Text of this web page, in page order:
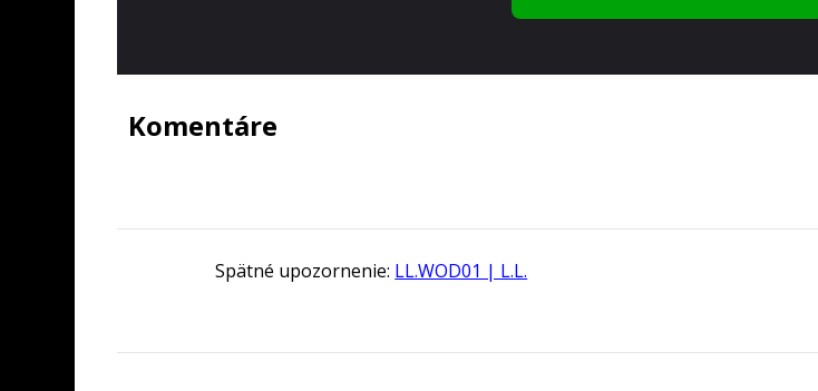
Komentáre
Spätné upozornenie: LL.WOD01 | L.L.